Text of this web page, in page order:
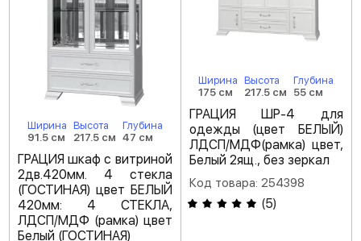
Ширина
91.5 см
Высота
217.5 см
Глубина
47 см
ГРАЦИЯ шкаф с витриной
2дв.420мм. 4 стекла
(ГОСТИНАЯ) цвет БЕЛЫЙ
420мм: 4 СТЕКЛА,
ЛДСП/МДФ (рамка) цвет
Белый (ГОСТИНАЯ)
Ширина
175 см
Высота
217.5 см
Глубина
55 см
ГРАЦИЯ ШР-4 для
одежды (цвет БЕЛЫЙ)
ЛДСП/МДФ(рамка) цвет,
Белый 2ящ., без зеркал
Код товара: 254398
(5)